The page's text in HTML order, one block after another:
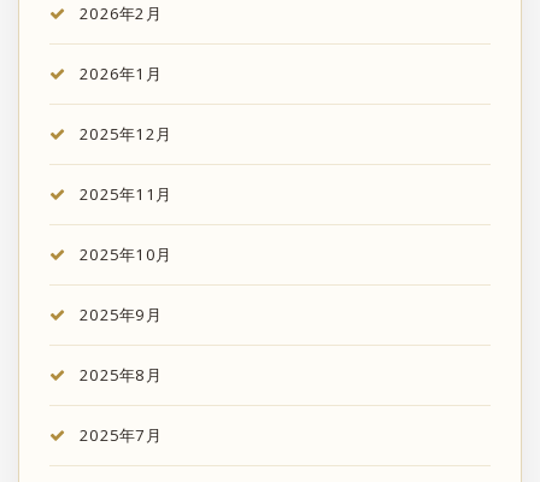
2026年2月
2026年1月
2025年12月
2025年11月
2025年10月
2025年9月
2025年8月
2025年7月